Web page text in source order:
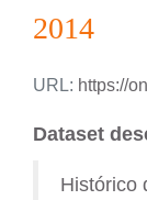
2014
URL: https://ons-aws-prod-
Dataset
Histórico